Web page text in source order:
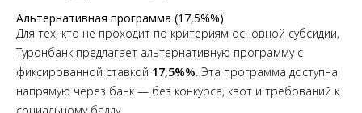
Альтернативная программа (17,5%%)
Для тех, кто не проходит по критериям основной субсидии,
Туронбанк предлагает альтернативную программу с
фиксированной ставкой 17,5%% . Эта программа доступна
напрямую через банк — без конкурса, квот и требований к